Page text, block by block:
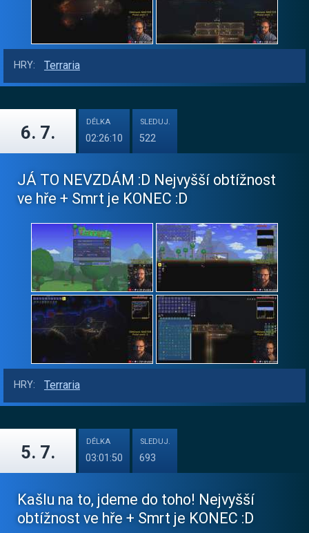
HRY: Terraria
6. 7.
DÉLKA
02:26:10
SLEDUJ.
522
JÁ TO NEVZDÁM :D Nejvyšší obtížnost
ve hře + Smrt je KONEC :D
HRY: Terraria
5. 7.
DÉLKA
03:01:50
SLEDUJ.
693
Kašlu na to, jdeme do toho! Nejvyšší
obtížnost ve hře + Smrt je KONEC :D